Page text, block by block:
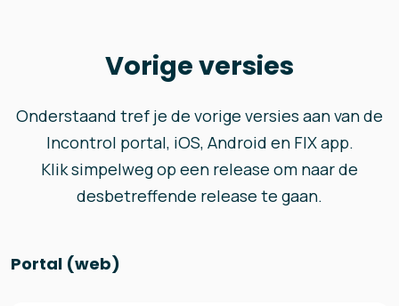
Vorige versies
Onderstaand tref je de vorige versies aan van de
Incontrol portal, iOS, Android en FIX app.
Klik simpelweg op een release om naar de
desbetreffende release te gaan.
Portal (web)